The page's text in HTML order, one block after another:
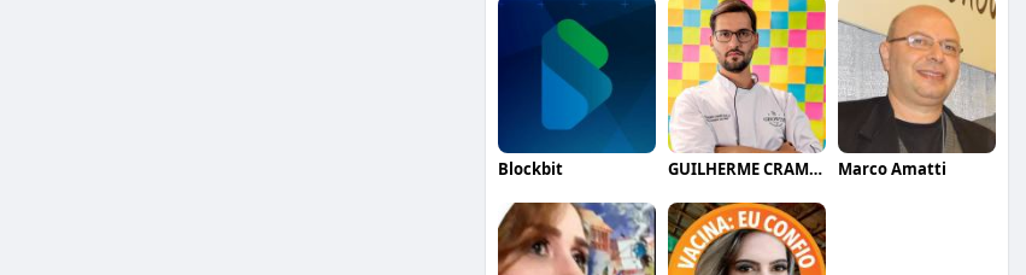
Blockbit GUILHERME CRAMER BALLE Marco Amatti